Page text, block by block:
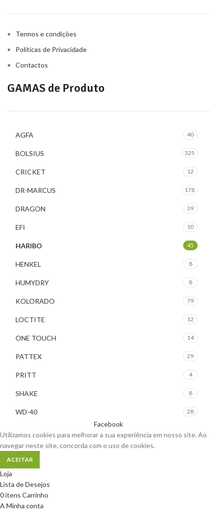
Termos e condições
Políticas de Privacidade
Contactos
GAMAS de Produto
AGFA 40
BOLSIUS 325
CRICKET 12
DR-MARCUS 178
DRAGON 39
EFI 10
HARIBO 45
HENKEL 8
HUMYDRY 8
KOLORADO 79
LOCTITE 12
ONE TOUCH 14
PATTEX 29
PRITT 4
SHAKE 8
WD-40 28
Facebook
Utilizamos cookies para melhorar a sua experiência em nosso site. Ao
navegar neste site, concorda com o uso de cookies.
ACEITAR
Loja
Lista de Desejos
0itens Carrinho
A Minha conta